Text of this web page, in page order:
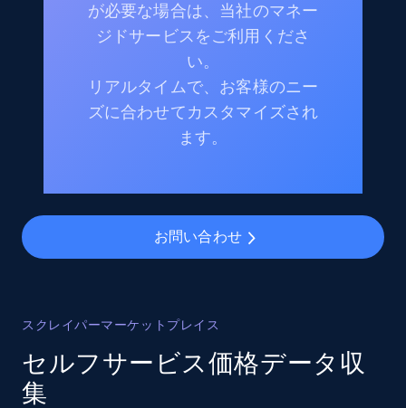
が必要な場合は、当社のマネー
ジドサービスをご利用くださ
い。
リアルタイムで、お客様のニー
ズに合わせてカスタマイズされ
ます。
お問い合わせ
スクレイパーマーケットプレイス
セルフサービス価格データ収
集